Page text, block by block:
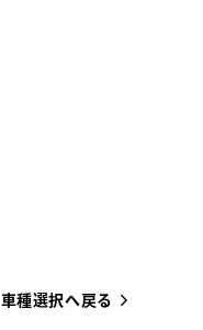
車種選択へ戻る